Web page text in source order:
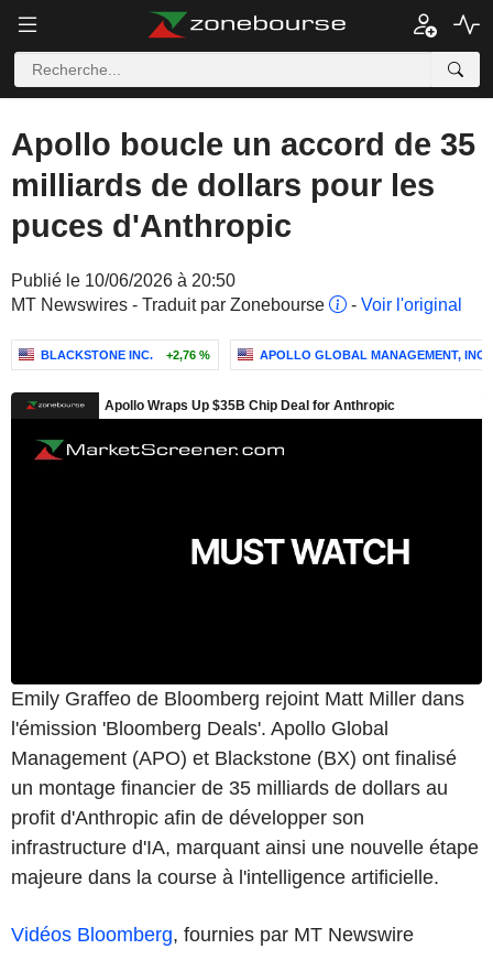
Apollo boucle un accord de 35
milliards de dollars pour les
puces d'Anthropic
Publié le 10/06/2026 à 20:50
MT Newswires - Traduit par Zonebourse
- Voir l'original
BLACKSTONE INC. +2,76 % APOLLO GLOBAL MANAGEMENT, INC.
Emily Graffeo de Bloomberg rejoint Matt Miller dans
l'émission 'Bloomberg Deals'. Apollo Global
Management (APO) et Blackstone (BX) ont finalisé
un montage financier de 35 milliards de dollars au
profit d'Anthropic afin de développer son
infrastructure d'IA, marquant ainsi une nouvelle étape
majeure dans la course à l'intelligence artificielle.
Vidéos Bloomberg, fournies par MT Newswire